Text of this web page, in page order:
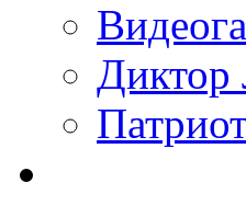
Диктор